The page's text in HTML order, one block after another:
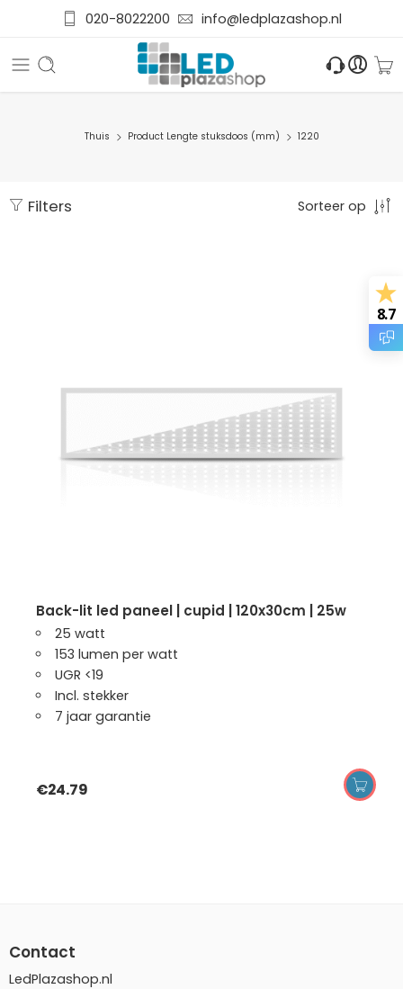
020-8022200 info@ledplazashop.nl
Thuis Product Lengte stuksdoos (mm) 1220
Filters Sorteer op
back-lit led paneel | cupid | 120x30cm | 25w
25 watt
153 lumen per watt
UGR <19
Incl. stekker
7 jaar garantie
€24.79
Contact
LedPlazashop.nl
8.7